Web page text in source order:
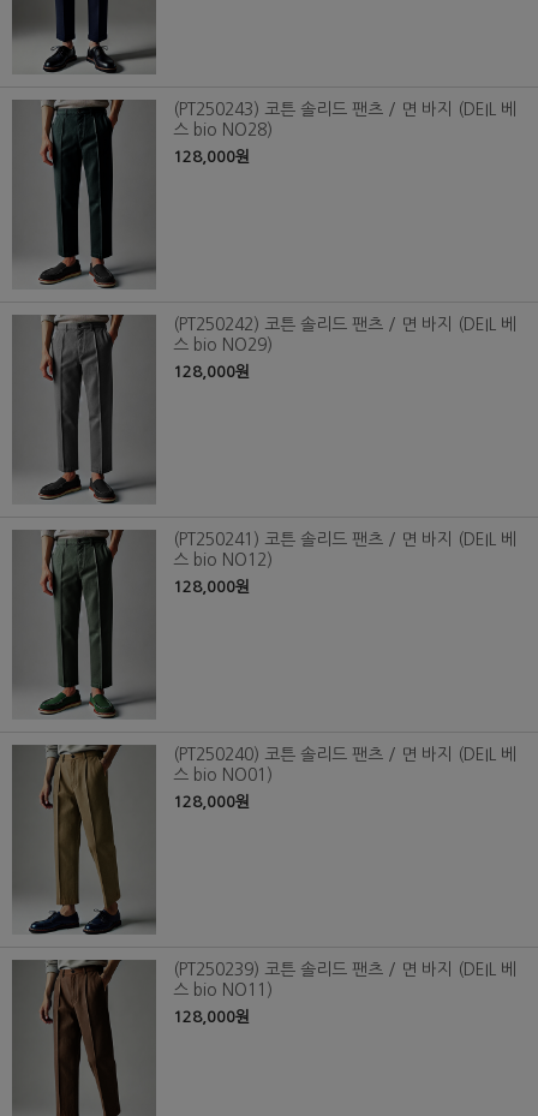
(PT250243) 코튼 솔리드 팬츠 / 면 바지 (DEIL 베
스 bio NO28)
128,000원
(PT250242) 코튼 솔리드 팬츠 / 면 바지 (DEIL 베
스 bio NO29)
128,000원
(PT250241) 코튼 솔리드 팬츠 / 면 바지 (DEIL 베
스 bio NO12)
128,000원
(PT250240) 코튼 솔리드 팬츠 / 면 바지 (DEIL 베
스 bio NO01)
128,000원
(PT250239) 코튼 솔리드 팬츠 / 면 바지 (DEIL 베
스 bio NO11)
128,000원